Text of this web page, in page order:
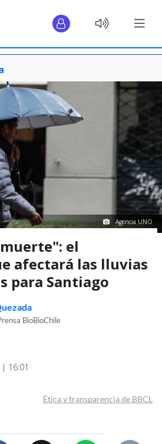
Agencia UNO
el
afectará las lluvias
para Santiago
BioBioChile
16:01
Ética y transparencia de BBCL